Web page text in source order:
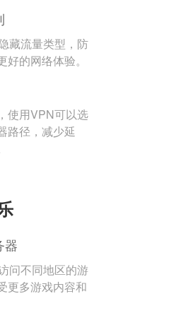
藏流量类型，防
好的网络体验。
使用VPN可以选
路径，减少延
器
问不同地区的游
更多游戏内容和